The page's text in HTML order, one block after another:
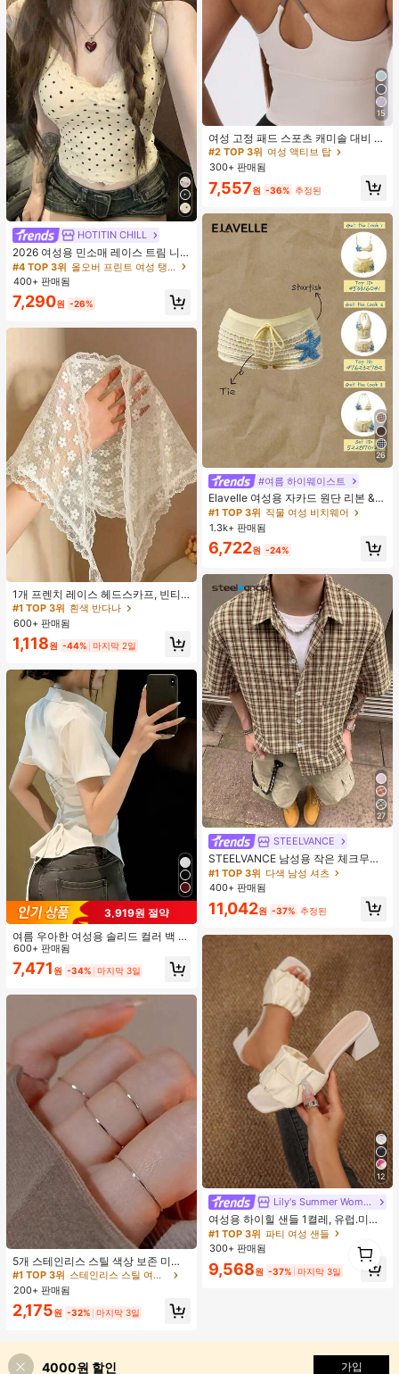
HOTITIN CHILL
2026 여성용 민소매 레이스 트림 니
트 캐미솔 탑, 블랙 & 화이트 폴카 도
트 피팅 브이넥 탑 캐주얼 휴가 여름
옐로우
#4 TOP 3위
올오버 프린트 여성 탱크 탑 & 카미스
400+ 판매됨
7,290원 -26%
1개 프렌치 레이스 헤드스카프, 빈티
지 전원풍 화이트 스위트 헤어 액세서
리, 야외 장식에 적합한 빈티지 폴리에
스터 섬유 휴가 스카프 여름 헤어밴드
비치 스카프 바캉스 반다나, 미적
흰색 반다나
거의 매진!
#1 TOP 3위 흰색 반다나
거의 매진!
#1 TOP 3위 흰색 반다나
거의 매진!
#1 TOP 3위
흰색 반다나
600+ 판매됨
1,118원 -44% 마지막 2일
3,919원 절약
여름 우아한 여성용 솔리드 컬러 백 타
이 셔츠 (참고: 가볍고 통기성 있는 얇
은 스타일) 허리 드로스트링 디자인 화
이트, 조용한 럭셔리
600+ 판매됨
7,471 원 -34% 마지막 3일
5개 스테인리스 스틸 색상 보존 미니
멀리스트 폴리싱 반지 세트, 우아한 니
치 디자인 스택형 반지 여성용
#1 TOP 3위
스테인리스 스틸 여성 반지
재고 5개 남음
#1 TOP 3위
스테인리스 스틸 여성 반지
재고 5개 남음
#1 TOP 3위
스테인리스 스틸 여성 반지
재고 5개 남음
#1 TOP 3위
200+ 판매됨
2,175원 -32% 마지막 3일
15
여성 고정 패드 스포츠 캐미솔 대비 색
상 신축성 요가 캐미 탑 여름
#2 TOP 3위 여성 액티브 탑
높은 재방문 고객
#2 TOP 3위 여성 액티브 탑
높은 재방문 고객
#2 TOP 3위 여성 액티브 탑
높은 재방문 고객
#2 TOP 3위
여성 액티브 탑
높은 재방문 고객
300+ 판매됨
7,557원 -36% 추정된
26
#여름 하이웨이스트
Elavelle 여성용 자카드 원단 리본 &
불가사리 장식 하이웨스트 수영복 하
의, 봄/여름
#1 TOP 3위 직물 여성 비치웨어
1.3k+ 판매됨
6,722원 -24%
27
STEELVANCE
STEELVANCE 남성용 작은 체크무늬
반팔 셔츠, 단일 포켓 클래식 스타일,
격식 또는 캐주얼한 경우, 휴가, 식사,
사무실, 캐주얼 홈웨어에 적합, 다용
도, 편안한 원단 셔츠, 자신에게 입거
나 선물하기에 좋습니다
#1 TOP 3위 다색 남성 셔츠
400+ 판매됨
11,042원 -37% 추정된
12
Lily's Summer Women Shoes
여성용 하이힐 샌들 1켤레, 유럽.미국
플러스 사이즈 어머니날 선물, 패셔너
블하고 편안한 PU 미끄럼 방지 솔리
드 컬러 청키 힐 주름 텍스처 라운드
토 오픈토 슬립온 하이힐, 힐 높이 5c
m, 실내외 겸용, 귀엽고 고급스러운 데
#1 TOP 3위 파티 여성 샌들
300+ 판매됨
9,568원 -37% 마지막 3일
4000원 할인 가입